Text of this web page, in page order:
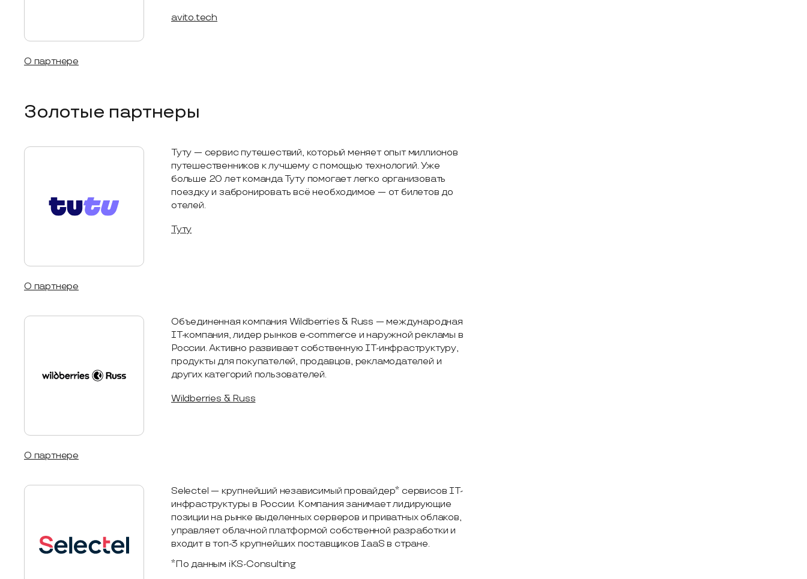
avito.tech
О партнере
Золотые партнеры
Туту — сервис путешествий, который меняет опыт миллионов
путешественников к лучшему с помощью технологий. Уже
больше 20 лет команда Туту помогает легко организовать
поездку и забронировать всё необходимое — от билетов до
отелей.
Туту
О партнере
Объединенная компания Wildberries & Russ — международная
IT-компания, лидер рынков e-commerce и наружной рекламы в
России. Активно развивает собственную IT-инфраструктуру,
продукты для покупателей, продавцов, рекламодателей и
других категорий пользователей.
Wildberries & Russ
О партнере
Selectel — крупнейший независимый провайдер* сервисов IT-
инфраструктуры в России. Компания занимает лидирующие
позиции на рынке выделенных серверов и приватных облаков,
управляет облачной платформой собственной разработки и
входит в топ-3 крупнейших поставщиков IaaS в стране.
*По данным iKS-Consulting